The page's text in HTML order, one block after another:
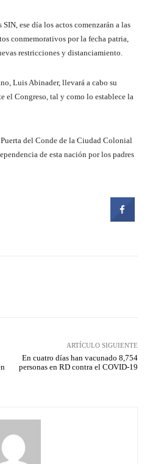
ese día los actos comenzarán a las
conmemorativos por la fecha patria,
restricciones y distanciamiento.
Luis Abinader, llevará a cabo su
el Congreso, tal y como lo establece la
del Conde de la Ciudad Colonial
de esta nación por los padres
ARTÍCULO SIGUIENTE
En cuatro días han vacunado 8,754
personas en RD contra el COVID-19